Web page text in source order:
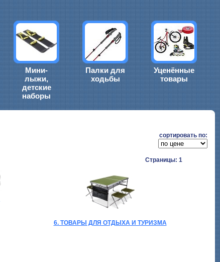
Мини-
лыжи,
детские
наборы
Палки для
ходьбы
Уценённые
товары
cортировать по:
Страницы: 1
6. ТОВАРЫ ДЛЯ ОТДЫХА И ТУРИЗМА